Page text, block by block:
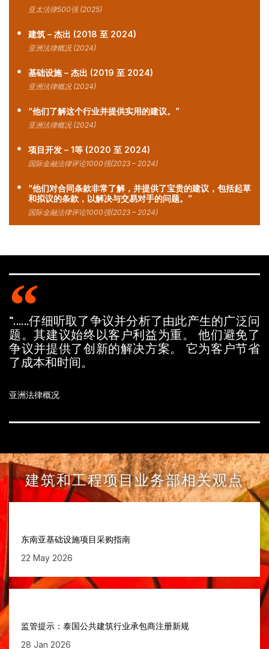
亚太法律500强 (2025)
建筑 – 杰出 (2018 至 2024)
亚洲法律概况 (2024)
基础设施 – 杰出 (2019 至 2024)
亚洲法律概况 (2024)
“他们了解这个行业并提供实用的建议。”
亚洲法律概况 (2024)
项目开发 – 1等 (2020 至 2024)
国际金融法律评论1000强(2023 – 2024)
“他们对合同条款非常了解，并提供了宝贵的建议，包括起草
和拟议的条款，以解决与交易对手的问题。”
国际金融法律评论1000强(2023 – 2024)
“……仔细听取了争议并分析了由此产生的广泛问
题。其建议始终以客户利益为重。 他们避免了
争议并提供了创新的解决方案。 它为客户节省
了成本和时间。
亚洲法律概况
建筑和工程项目业务部相关观点
东南亚基础设施项目采购指南
22 May 2026
监管提示：泰国公共建筑行业承包商注册新规
28 Jan 2026